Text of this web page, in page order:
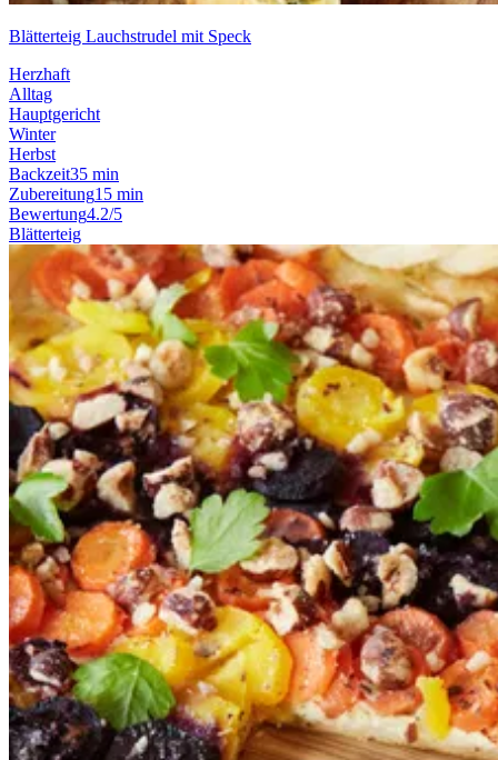
Blätterteig Lauchstrudel mit Speck
Herzhaft
Alltag
Hauptgericht
Winter
Herbst
Backzeit35 min
Zubereitung15 min
Bewertung4.2/5
Blätterteig